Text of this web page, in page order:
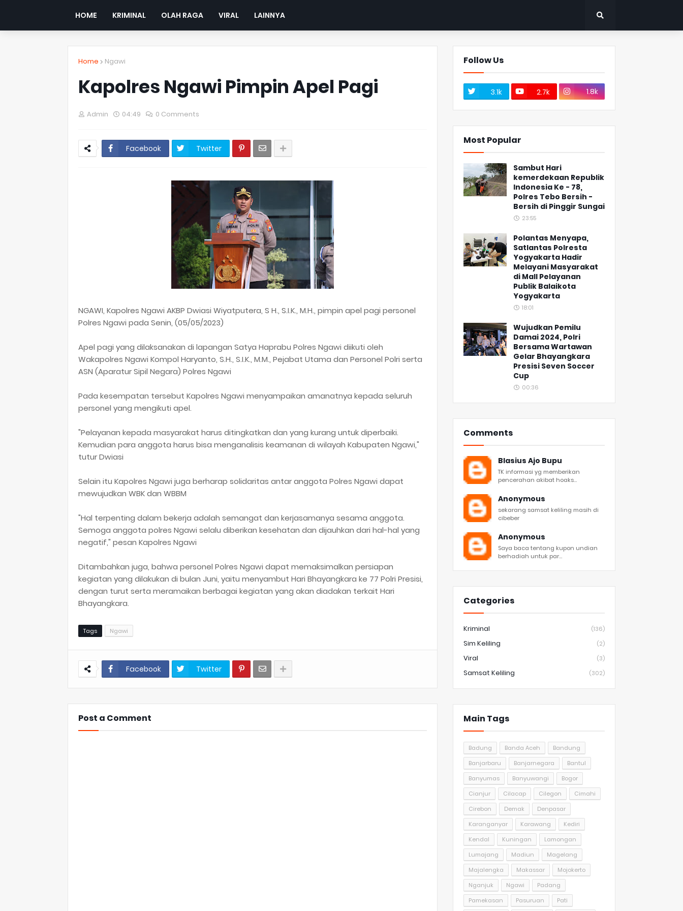
HOME KRIMINAL OLAH RAGA VIRAL LAINNYA
Home Ngawi
Kapolres Ngawi Pimpin Apel Pagi
Admin 04:49 0 Comments
Facebook Twitter
NGAWI, Kapolres Ngawi AKBP Dwiasi Wiyatputera, S H., S.I.K., M.H., pimpin apel pagi personel
Polres Ngawi pada Senin, (05/05/2023)
Apel pagi yang dilaksanakan di lapangan Satya Haprabu Polres Ngawi diikuti oleh
Wakapolres Ngawi Kompol Haryanto, S.H., S.I.K., M.M., Pejabat Utama dan Personel Polri serta
ASN (Aparatur Sipil Negara) Polres Ngawi
Pada kesempatan tersebut Kapolres Ngawi menyampaikan amanatnya kepada seluruh
personel yang mengikuti apel.
"Pelayanan kepada masyarakat harus ditingkatkan dan yang kurang untuk diperbaiki.
Kemudian para anggota harus bisa menganalisis keamanan di wilayah Kabupaten Ngawi,"
tutur Dwiasi
Selain itu Kapolres Ngawi juga berharap solidaritas antar anggota Polres Ngawi dapat
mewujudkan WBK dan WBBM
"Hal terpenting dalam bekerja adalah semangat dan kerjasamanya sesama anggota.
Semoga anggota polres Ngawi selalu diberikan kesehatan dan dijauhkan dari hal-hal yang
negatif," pesan Kapolres Ngawi
Ditambahkan juga, bahwa personel Polres Ngawi dapat memaksimalkan persiapan
kegiatan yang dilakukan di bulan Juni, yaitu menyambut Hari Bhayangkara ke 77 Polri Presisi,
dengan turut serta meramaikan berbagai kegiatan yang akan diadakan terkait Hari
Bhayangkara.
Tags Ngawi
Facebook Twitter
Post a Comment
Follow Us
3.1k 2.7k 1.8k
Most Popular
Sambut Hari
kemerdekaan Republik
Indonesia Ke - 78,
Polres Tebo Bersih -
Bersih di Pinggir Sungai
23:55
Polantas Menyapa,
Satlantas Polresta
Yogyakarta Hadir
Melayani Masyarakat
di Mall Pelayanan
Publik Balaikota
Yogyakarta
18:01
Wujudkan Pemilu
Damai 2024, Polri
Bersama Wartawan
Gelar Bhayangkara
Presisi Seven Soccer
Cup
00:36
Comments
Blasius Ajo Bupu
TK informasi yg memberikan
pencerahan akibat hoaks...
Anonymous
sekarang samsat keliling masih di
cibeber
Anonymous
Saya baca tentang kupon undian
berhadiah untuk par...
Categories
Kriminal (136)
Sim Keliling (2)
Viral (3)
Samsat Keliling (302)
Main Tags
Badung Banda Aceh
Bandung
Banjarbaru
Banjarnegara
Bantul
Banyumas
Banyuwangi
Bogor
Cianjur
Cilacap Cilegon
Cimahi
Cirebon
Demak
Denpasar
Karanganyar
Karawang
Kediri
Kendal
Kuningan
Lamongan
Lumajang
Madiun
Magelang
Majalengka
Makassar
Mojokerto
Nganjuk
Ngawi
Padang
Pamekasan
Pasuruan
Pati